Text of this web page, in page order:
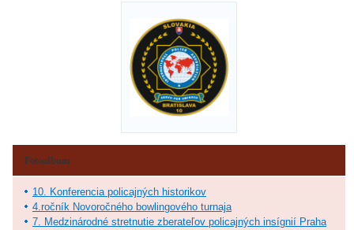
Fotoalbum
10. Konferencia policajných historikov
4.ročník Novoročného bowlingového turnaja
7. Medzinárodné stretnutie zberateľov policajných insígnií Praha